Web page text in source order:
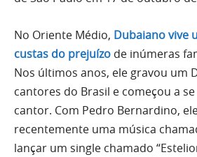
No Oriente Médio, Dubaiano vive
custas do prejuízo de inúmeras
Nos últimos anos, ele gravou um
cantores do Brasil e começou a
cantor. Com Pedro Bernardino,
recentemente uma música
lançar um single chamado